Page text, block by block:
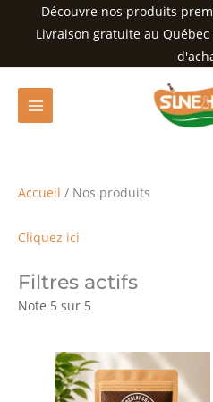
Découvre nos produits
Livraison gratuite au
Accueil / Nos produits
Cliquez ici
Filtres actifs
Note 5 sur 5
Plage
de
prix :
Ce
produit